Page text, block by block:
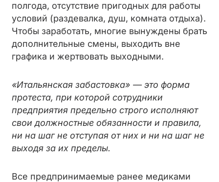
полгода, отсутствие пригодных для работы
условий (раздевалка, душ, комната отдыха).
Чтобы заработать, многие вынуждены брать
дополнительные смены, выходить вне
графика и жертвовать выходными.
«Итальянская забастовка» — это форма
протеста, при которой сотрудники
предприятия предельно строго исполняют
свои должностные обязанности и правила,
ни на шаг не отступая от них и ни на шаг не
выходя за их пределы.
Все предпринимаемые ранее медиками